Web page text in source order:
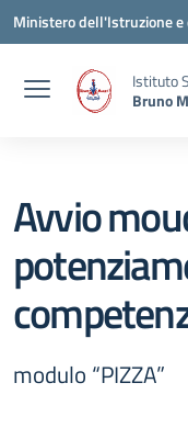
Vai ai contenuti
Vai al menu di navigazione
Vai al footer
Ministero dell'Istruzione
Istituto
Bruno
Avvio
modulo “PIZZA”